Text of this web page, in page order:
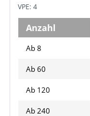
VPE: 4
Anzahl
Ab 8
Ab 60
Ab 120
Ab 240